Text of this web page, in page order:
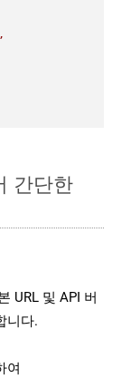
간단한
URL 및 API 버
니다.
여